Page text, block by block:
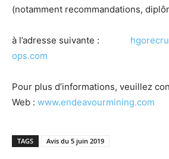
(notamment recommandations,
à l’adresse suivante :
ops.com
Pour plus d’informations, veuillez
Web : www.endeavourmining.com
TAGS Avis du 5 juin 2019